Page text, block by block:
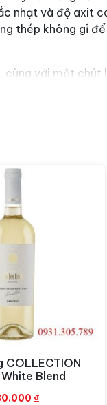
nhạt và độ axit
thép không gỉ
với một
và tươi mát,
Á như món ăn
nhanh
COLLECTION
Blend
₫